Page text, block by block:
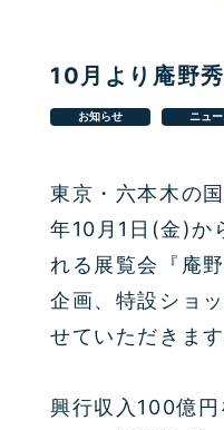
10月より庵野
お知らせ ニュ
東京・六本木の
年10月1日(金)か
れる展覧会『庵
企画、特設ショ
せていただきます
興行収入100億